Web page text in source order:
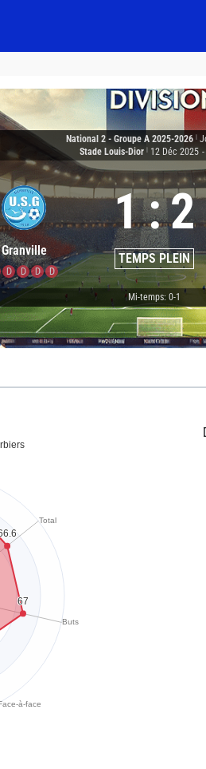
National 2 - Groupe A 2025-2026
Stade Louis-Dior
12 Déc 2025 -
Granville
D D D D
1:2
TEMPS PLEIN
Mi-temps: 0-1